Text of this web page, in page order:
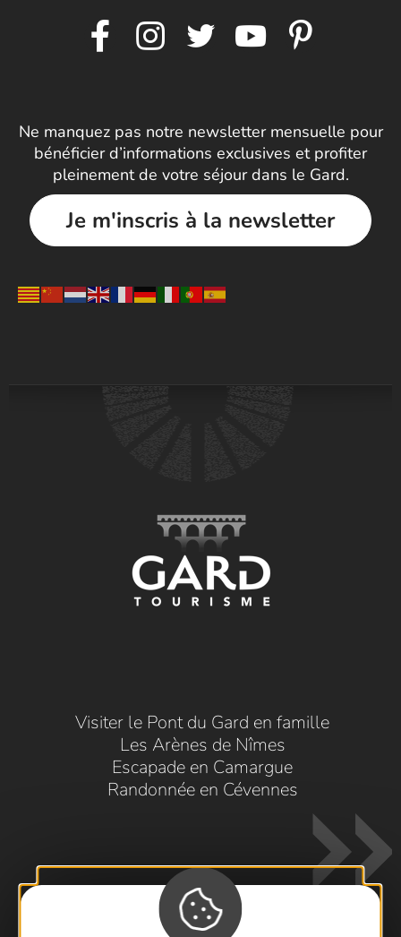
Ne manquez pas notre newsletter mensuelle pour
bénéficier d’informations exclusives et profiter
pleinement de votre séjour dans le Gard.
Je m'inscris à la newsletter
Visiter le Pont du Gard en famille
Les Arènes de Nîmes
Escapade en Camargue
Randonnée en Cévennes